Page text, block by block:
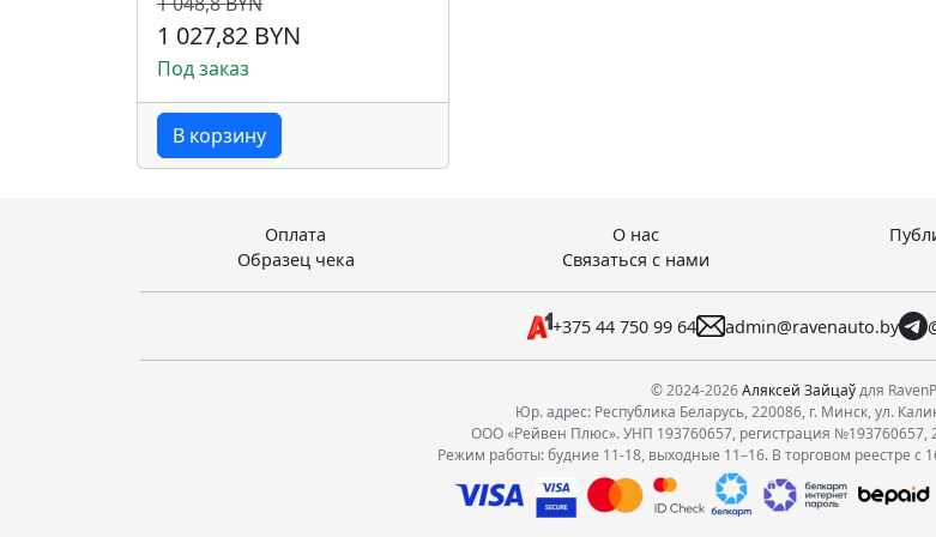
1 027,82 BYN
Под заказ
В корзину
Оплата О нас
Образец чека
Связаться с нами
+375 44 750 99 64 admin@ravenauto.by
© 2024-2026Аляксей Зайцаўдля
Юр. адрес: Республика Беларусь, 220086, г. Минск, ул.
ООО «Рейвен Плюс». УНП 193760657, регистрация №193760657,
Режим работы: будние 11-18, выходные 11–16. В торговом реестре с